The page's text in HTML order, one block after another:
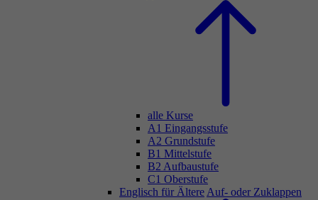
alle Kurse
A1 Eingangsstufe
A2 Grundstufe
B1 Mittelstufe
B2 Aufbaustufe
C1 Oberstufe
Englisch für Ältere Auf- oder Zuklappen